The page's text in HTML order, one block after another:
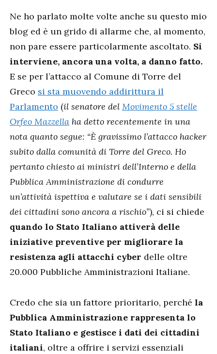
Ne ho parlato molte volte anche su questo mio
blog ed è un grido di allarme che, al momento,
non pare essere particolarmente ascoltato. Si
interviene, ancora una volta, a danno fatto.
E se per l’attacco al Comune di Torre del
Greco si sta muovendo addirittura il
Parlamento (il senatore del Movimento 5 stelle
Orfeo Mazzella ha detto recentemente in una
nota quanto segue: “È gravissimo l’attacco hacker
subito dalla comunità di Torre del Greco. Ho
pertanto chiesto ai ministri dell’Interno e della
Pubblica Amministrazione di condurre
un’attività ispettiva e valutare se i dati sensibili
dei cittadini sono ancora a rischio”), ci si chiede
quando lo Stato Italiano attiverà delle
iniziative preventive per migliorare la
resistenza agli attacchi cyber delle oltre
20.000 Pubbliche Amministrazioni Italiane.
Credo che sia un fattore prioritario, perché la
Pubblica Amministrazione rappresenta lo
Stato Italiano e gestisce i dati dei cittadini
italiani, oltre a offrire i servizi essenziali